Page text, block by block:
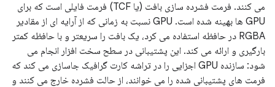
می کنند. فرمت فشرده سازی بافت (یا TCF) فرمت فایلی است که برای
GPU ها بهینه شده است. GPU نسبت به زمانی که از آرایه ای از مقادیر
RGBA در حافظه استفاده می کرد، یک بافت را سریعتر و با حافظه کمتر
بارگیری و ارائه می کند. این پشتیبانی در سطح سخت افزار انجام می
شود: سازنده GPU اجزایی را در تراشه کارت گرافیک جاسازی می کند که
فرمت های پشتیبانی شده را می خوانند، از حالت فشرده خارج می کنند و